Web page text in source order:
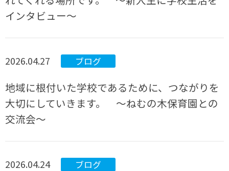
インタビュー～
2026.04.27 ブログ
地域に根付いた学校であるために、つながりを
大切にしていきます。 ～ねむの木保育園との
交流会～
2026.04.24 ブログ